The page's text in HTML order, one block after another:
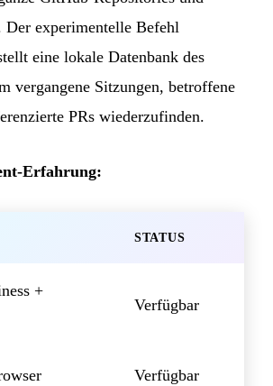
Der experimentelle Befehl
eine lokale Datenbank des
vergangene Sitzungen, betroffene
PRs wiederzufinden.
Erfahrung:
STATUS
+
Verfügbar
Verfügbar